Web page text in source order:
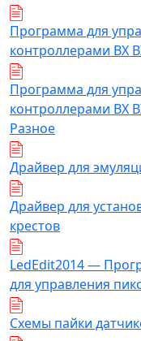
Программа для
контроллерами BX
Программа для
контроллерами BX
Разное
Драйвер для
Драйвер для
крестов
LedEdit2014 —
для управления
Схемы пайки